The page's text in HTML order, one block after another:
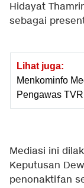
Hidayat
sebagai
Lihat juga:
Menkominfo
Pengawas TVRI
Mediasi ini
Keputusan
penonaktifan